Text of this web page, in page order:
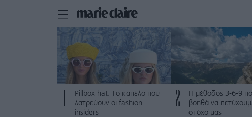
Pillbox hat: Το καπέλο που
λατρεύουν οι fashion
insiders
2
Η μέθοδος 3-6-9
βοηθά να
στόχο μας